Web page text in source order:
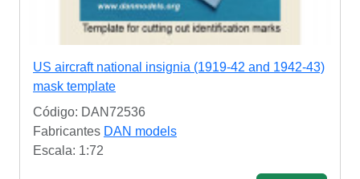
US aircraft national insignia (1919-42 and 1942-43)
mask template
Código: DAN72536
Fabricantes DAN models
Escala: 1:72